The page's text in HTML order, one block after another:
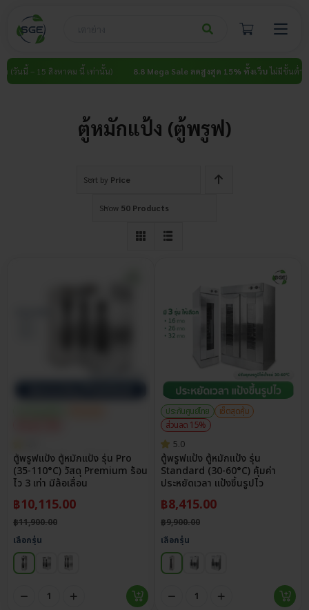
content
นนี้ – 15 สิงหาคม นี้ เท่านั้น) 8.8 Mega Sale ลดสูงสุด 15% ทั้งเว็บไม่มีขั้นต่ำ (วัน
ตู้หมักแป้ง (ตู้พรูฟ)
Sort by Price
Show 50 Products
ตู้พรูฟแป้ง ตู้หมักแป้ง รุ่น Pro
(35-110°C) วัสดุ Premium ร้อน
ไว 3 เท่า มีล้อเลื่อน
฿10,115.00
฿11,900.00
เลือกรุ่น
ประกันศูนย์ไทย
เซ็ตสุดคุ้ม
ส่วนลด 15%
5.0
ตู้พรูฟแป้ง ตู้หมักแป้ง รุ่น
Standard (30-60°C) คุ้มค่า
ประหยัดเวลา แป้งขึ้นรูปไว
฿8,415.00
฿9,900.00
เลือกรุ่น